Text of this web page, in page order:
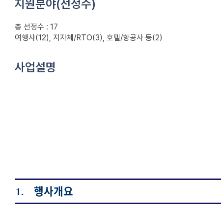
지원분야(선정수)
총 선정수 : 17
여행사(12), 지자체/RTO(3), 호텔/항공사 등(2)
사업설명
1. 행사개요